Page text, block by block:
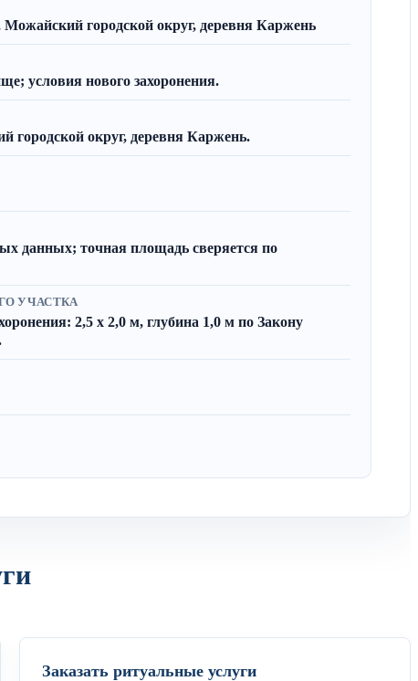
Можайский городской округ, деревня Каржень
условия нового захоронения.
городской округ, деревня Каржень.
данных; точная площадь сверяется по
УЧАСТКА
2,5 x 2,0 м, глубина 1,0 м по Закону
Заказать ритуальные услуги